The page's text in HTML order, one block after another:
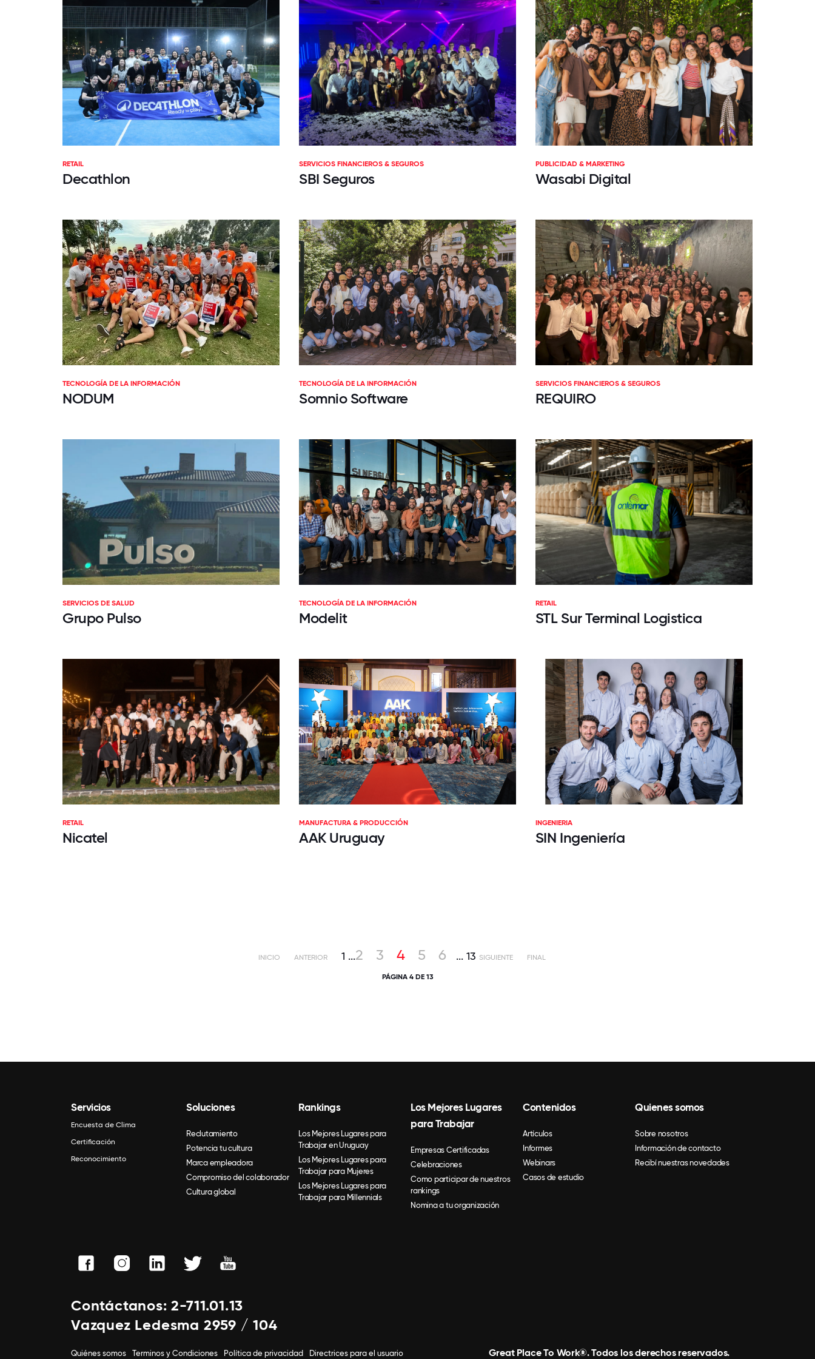
RETAIL
Decathlon
SERVICIOS FINANCIEROS & SEGUROS
SBI Seguros
PUBLICIDAD & MARKETING
Wasabi Digital
TECNOLOGÍA DE LA INFORMACIÓN
NODUM
TECNOLOGÍA DE LA INFORMACIÓN
Somnio Software
SERVICIOS FINANCIEROS & SEGUROS
REQUIRO
SERVICIOS DE SALUD
Grupo Pulso
TECNOLOGÍA DE LA INFORMACIÓN
Modelit
RETAIL
STL Sur Terminal Logistica
RETAIL
Nicatel
MANUFACTURA & PRODUCCIÓN
AAK Uruguay
INGENIERIA
SIN Ingeniería
INICIO ANTERIOR 1 ...2 3 4 5 6 ... 13 SIGUIENTE FINAL
PÁGINA 4 DE 13
Servicios
Encuesta de Clima
Certificación
Reconocimiento
Soluciones
Reclutamiento
Potencia tu cultura
Marca empleadora
Compromiso del colaborador
Cultura global
Rankings
Los Mejores Lugares para
Trabajar en Uruguay
Los Mejores Lugares para
Trabajar para Mujeres
Los Mejores Lugares para
Trabajar para Millennials
Los Mejores Lugares
para Trabajar
Empresas Certificadas
Celebraciones
Como participar de nuestros
rankings
Nomina a tu organización
Contenidos
Artículos
Informes
Webinars
Casos de estudio
Quienes somos
Sobre nosotros
Información de contacto
Recibí nuestras novedades
Contáctanos: 2-711.01.13
Vazquez Ledesma 2959 / 104
Quiénes somos Terminos y Condiciones Política de privacidad Directrices para el usuario Great Place To Work®. Todos los derechos reservados.